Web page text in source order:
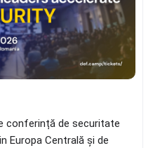
conferință de securitate
Europa Centrală și de